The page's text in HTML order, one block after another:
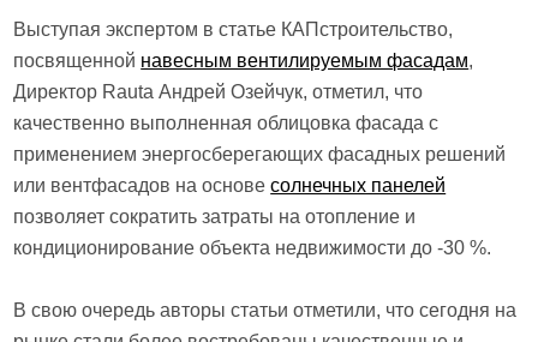
Выступая экспертом в статье КАПстроительство,
посвященной навесным вентилируемым фасадам,
Директор Rauta Андрей Озейчук, отметил, что
качественно выполненная облицовка фасада с
применением энергосберегающих фасадных решений
или вентфасадов на основесолнечных панелей
позволяет сократить затраты на отопление и
кондиционирование объекта недвижимости до -30 %.
В свою очередь авторы статьи отметили, что сегодня на